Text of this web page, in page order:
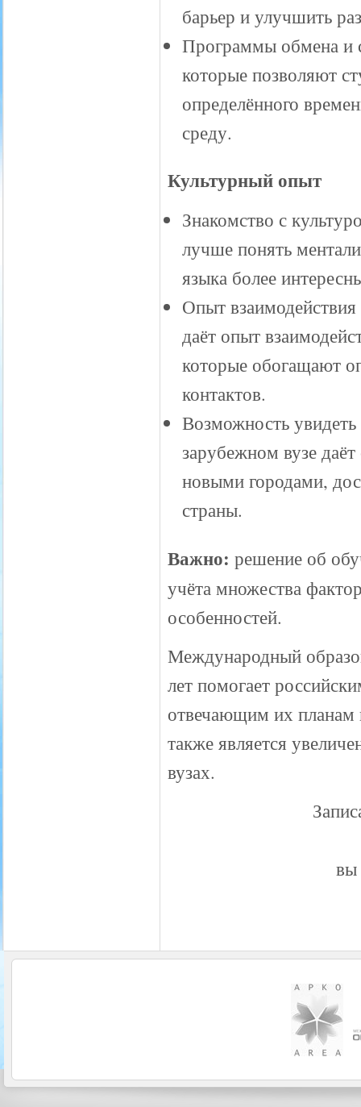
барьер и улучшить
Программы обмена и
которые позволяют
определённого
среду.
Культурный опыт
Знакомство с
лучше понять
языка более
Опыт
даёт опыт
которые обогащают
контактов.
Возможность
зарубежном вузе
новыми городами,
страны.
Важно: решение об
учёта множества
особенностей.
Международный
лет помогает
отвечающим их планам
также является
вузах.
вы